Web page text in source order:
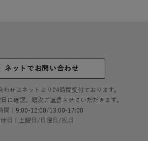
ネットでお問い合わせ
わせはネットより24時間受付ております。
に確認、順次ご返信させていただきます。
間｜9:00-12:00/13:00-17:00
休日｜土曜日/日曜日/祝日